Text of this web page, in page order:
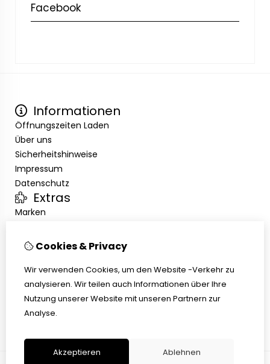
Facebook
Informationen
Öffnungszeiten Laden
Über uns
Sicherheitshinweise
Impressum
Datenschutz
Extras
Marken
Kundenservice
Übersicht
Abholen
AGB
Widerrufsbelehrung
Cookies & Privacy
Wir verwenden Cookies, um den Website -Verkehr zu
analysieren. Wir teilen auch Informationen über Ihre
Nutzung unserer Website mit unseren Partnern zur
Analyse.
Akzeptieren Ablehnen